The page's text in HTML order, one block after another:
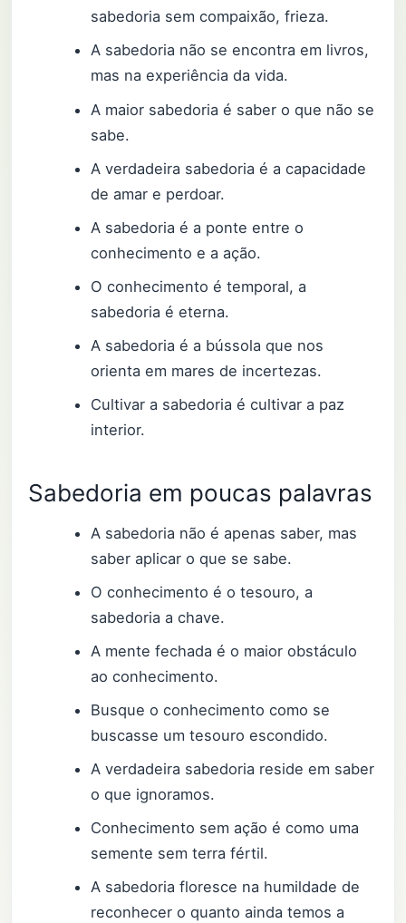
sabedoria sem compaixão, frieza.
A sabedoria não se encontra em livros,
mas na experiência da vida.
A maior sabedoria é saber o que não se
sabe.
A verdadeira sabedoria é a capacidade
de amar e perdoar.
A sabedoria é a ponte entre o
conhecimento e a ação.
O conhecimento é temporal, a
sabedoria é eterna.
A sabedoria é a bússola que nos
orienta em mares de incertezas.
Cultivar a sabedoria é cultivar a paz
interior.
Sabedoria em poucas palavras
A sabedoria não é apenas saber, mas
saber aplicar o que se sabe.
O conhecimento é o tesouro, a
sabedoria a chave.
A mente fechada é o maior obstáculo
ao conhecimento.
Busque o conhecimento como se
buscasse um tesouro escondido.
A verdadeira sabedoria reside em saber
o que ignoramos.
Conhecimento sem ação é como uma
semente sem terra fértil.
A sabedoria floresce na humildade de
reconhecer o quanto ainda temos a